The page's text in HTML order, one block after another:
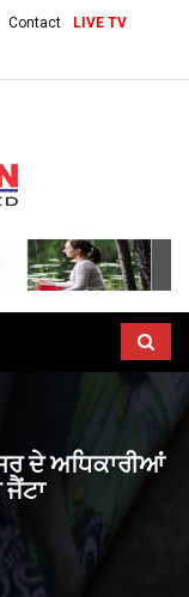
Contact LIVE TV
ਦੇ ਅਧਿਕਾਰੀਆਂ